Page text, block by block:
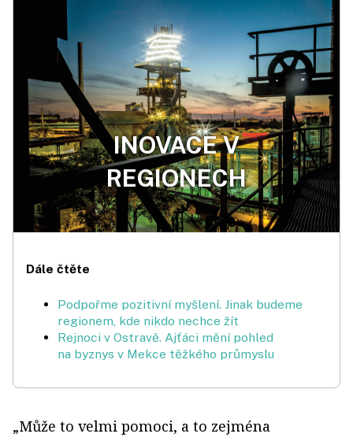
INOVACE V
REGIONECH
Dále čtěte
Podpořme pozitivní myšlení. Jinak budeme
regionem, kde nikdo nechce žít
Rejnoci v Ostravě. Ajťáci mění pohled
na byznys v Mekce těžkého průmyslu
„Může to velmi pomoci, a to zejména